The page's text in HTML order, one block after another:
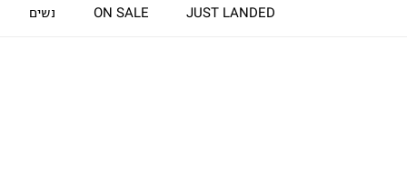
JUST LANDED
ON SALE נשים